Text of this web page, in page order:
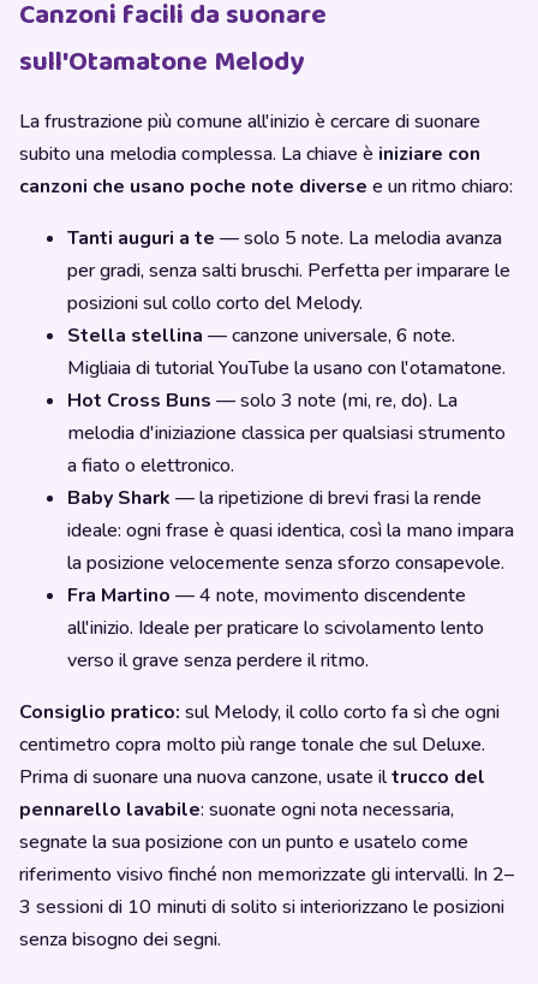
Canzoni facili da suonare
sull'Otamatone Melody
La frustrazione più comune all'inizio è cercare di suonare
subito una melodia complessa. La chiave è iniziare con
canzoni che usano poche note diverse e un ritmo chiaro:
Tanti auguri a te — solo 5 note. La melodia avanza
per gradi, senza salti bruschi. Perfetta per imparare le
posizioni sul collo corto del Melody.
Stella stellina — canzone universale, 6 note.
Migliaia di tutorial YouTube la usano con l'otamatone.
Hot Cross Buns — solo 3 note (mi, re, do). La
melodia d'iniziazione classica per qualsiasi strumento
a fiato o elettronico.
Baby Shark — la ripetizione di brevi frasi la rende
ideale: ogni frase è quasi identica, così la mano impara
la posizione velocemente senza sforzo consapevole.
Fra Martino — 4 note, movimento discendente
all'inizio. Ideale per praticare lo scivolamento lento
verso il grave senza perdere il ritmo.
Consiglio pratico: sul Melody, il collo corto fa sì che ogni
centimetro copra molto più range tonale che sul Deluxe.
Prima di suonare una nuova canzone, usate iltrucco del
pennarello lavabile: suonate ogni nota necessaria,
segnate la sua posizione con un punto e usatelo come
riferimento visivo finché non memorizzate gli intervalli. In 2–
3 sessioni di 10 minuti di solito si interiorizzano le posizioni
senza bisogno dei segni.